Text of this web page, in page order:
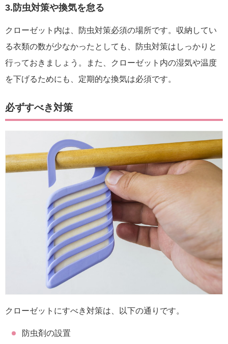
3.防虫対策や換気を怠る
クローゼット内は、防虫対策必須の場所です。収納してい
る衣類の数が少なかったとしても、防虫対策はしっかりと
行っておきましょう。また、クローゼット内の湿気や温度
を下げるためにも、定期的な換気は必須です。
必ずすべき対策
クローゼットにすべき対策は、以下の通りです。
防虫剤の設置